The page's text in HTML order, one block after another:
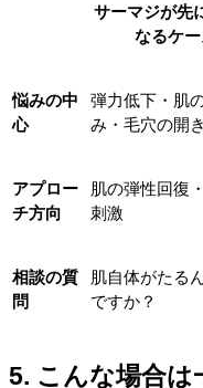
サーマジが先
なるケー
悩みの中
心
弾力低下・肌
み・毛穴の開き
アプロー
チ方向
肌の弾性回復
刺激
相談の質
問
肌自体がたる
ですか？
5. こんな場合